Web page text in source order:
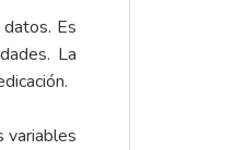
Es
La
variables